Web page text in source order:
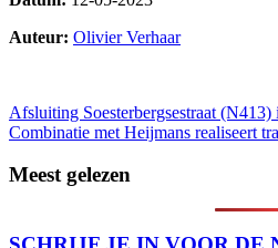
Auteur: Olivier Verhaar
Bericht
navigatie
Afsluiting Soesterbergsestraat (N413)
Combinatie met Heijmans realiseert
Meest gelezen